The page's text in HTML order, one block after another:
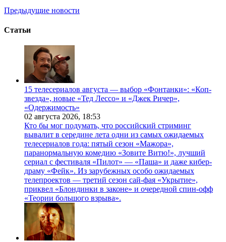
Предыдущие новости
Статьи
15 телесериалов августа — выбор «Фонтанки»: «Коп-
звезда», новые «Тед Лессо» и «Джек Ричер»,
«Одержимость»
02 августа 2026, 18:53
Кто бы мог подумать, что российский стриминг
вывалит в середине лета одни из самых ожидаемых
телесериалов года: пятый сезон «Мажора»,
паранормальную комедию «Зовите Витю!», лучший
сериал с фестиваля «Пилот» — «Паша» и даже кибер-
драму «Фейк». Из зарубежных особо ожидаемых
телепроектов — третий сезон сай-фая «Укрытие»,
приквел «Блондинки в законе» и очередной спин-офф
«Теории большого взрыва».